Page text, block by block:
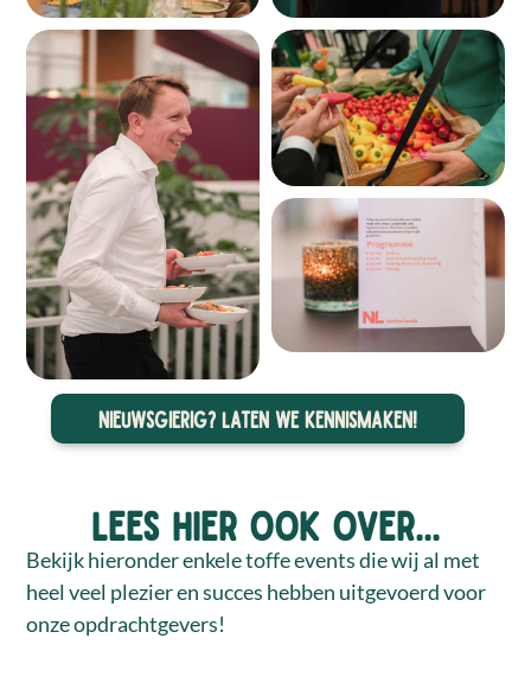
Nieuwsgierig? Laten we kennismaken!
Lees hier ook over...
Bekijk hieronder enkele toffe events die wij al met
heel veel plezier en succes hebben uitgevoerd voor
onze opdrachtgevers!